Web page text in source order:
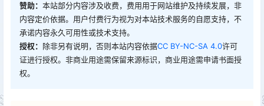
赞助： 本站部分内容涉及收费，费用用于网站维护及持续发展，非
内容定价依据。用户付费行为视为对本站技术服务的自愿支持，不
承诺内容永久可用性或技术支持。
授权： 除非另有说明，否则本站内容依据CC BY-NC-SA 4.0许可
证进行授权。非商业用途需保留来源标识，商业用途需申请书面授
权。